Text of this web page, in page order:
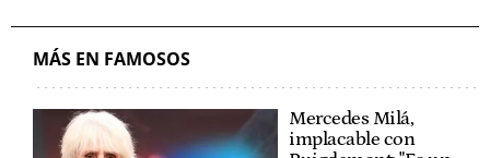
MÁS EN FAMOSOS
Mercedes Milá,
implacable con